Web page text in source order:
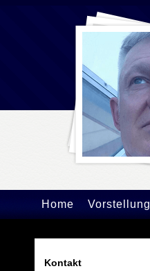
Home Vorstellung
Kontakt